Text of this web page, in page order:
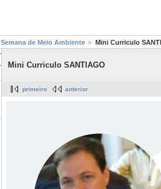
Semana de Meio Ambiente Mini Curriculo
Mini Curriculo SANTIAGO
primeiro anterior